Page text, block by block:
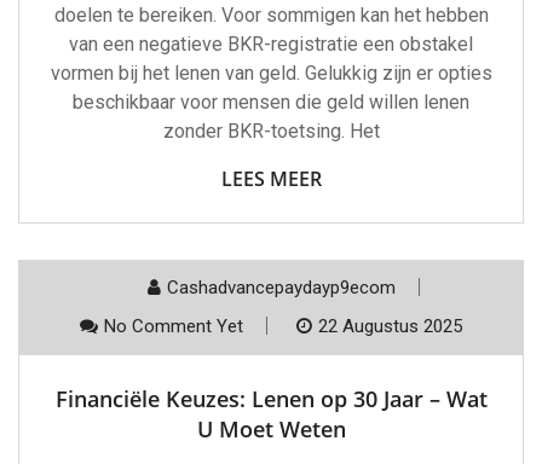
doelen te bereiken. Voor sommigen kan het hebben
van een negatieve BKR-registratie een obstakel
vormen bij het lenen van geld. Gelukkig zijn er opties
beschikbaar voor mensen die geld willen lenen
zonder BKR-toetsing. Het
LEES MEER
Cashadvancepaydayp9ecom
No Comment Yet
22 Augustus 2025
Financiële Keuzes: Lenen op 30 Jaar – Wat
U Moet Weten